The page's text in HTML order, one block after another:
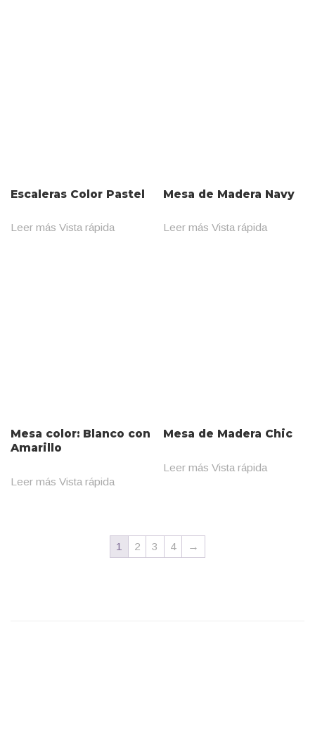
Escaleras Color Pastel
Leer más Vista rápida
Mesa de Madera Navy
Leer más Vista rápida
Mesa color: Blanco con
Amarillo
Leer más Vista rápida
Mesa de Madera Chic
Leer más Vista rápida
1 2 3 4 →